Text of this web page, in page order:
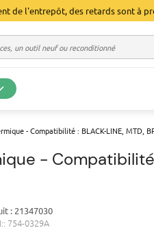
de l'entrepôt, des retards sont à
- Compatibilité : BLACK-LINE, MTD,
- Compatibilité :
: 21347030
754-0329A